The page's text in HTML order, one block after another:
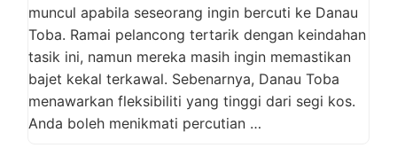
muncul apabila seseorang ingin bercuti ke Danau
Toba. Ramai pelancong tertarik dengan keindahan
tasik ini, namun mereka masih ingin memastikan
bajet kekal terkawal. Sebenarnya, Danau Toba
menawarkan fleksibiliti yang tinggi dari segi kos.
Anda boleh menikmati percutian …